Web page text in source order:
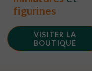
figurines
VISITER LA
BOUTIQUE